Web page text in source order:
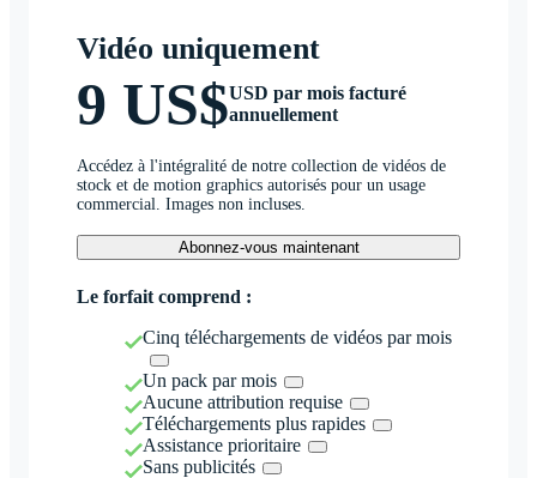
Vidéo uniquement
9 US$USD par mois facturé
annuellement
Accédez à l'intégralité de notre collection de vidéos de
stock et de motion graphics autorisés pour un usage
commercial. Images non incluses.
Abonnez-vous maintenant
Le forfait comprend :
Cinq téléchargements de vidéos par mois
Un pack par mois
Aucune attribution requise
Téléchargements plus rapides
Assistance prioritaire
Sans publicités